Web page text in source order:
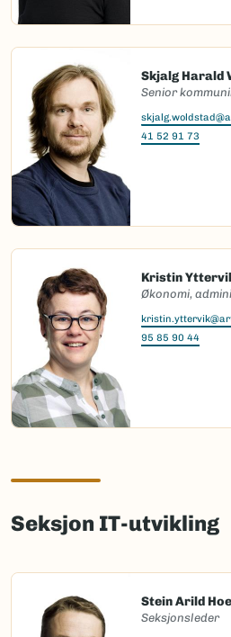
Skjalg Harald
Senior
41 52 91 73
Kristin
Økonomi,
95 85 90 44
Seksjon IT-utvikling
Stein Arild
Seksjonsleder